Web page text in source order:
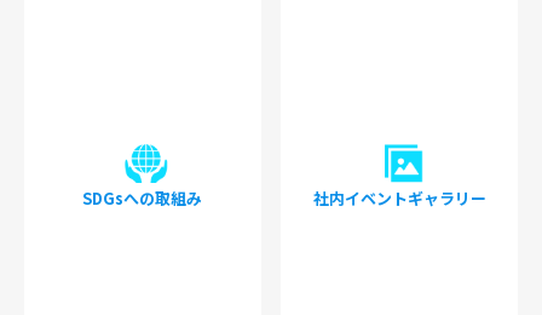
SDGsへの取組み 社内イベントギャラリー